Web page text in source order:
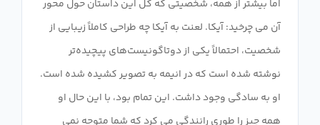
اما بیشتر از همه، شخصیتی که کل این داستان حول محور
آن می چرخید: آیکا. لعنت به آیکا چه طراحی کاملاً زیبایی از
شخصیت، احتمالاً یکی از دوتاگونیست‌های پیچیده‌تر
نوشته شده است که در انیمه به تصویر کشیده شده است.
او به سادگی وجود داشت. این تمام بود، با این حال او
همه چیز را طوری رانندگی می کرد که شما متوجه نمی